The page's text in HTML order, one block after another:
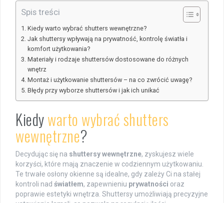
Spis treści
Kiedy warto wybrać shutters wewnętrzne?
Jak shuttersy wpływają na prywatność, kontrolę światła i
komfort użytkowania?
Materiały i rodzaje shuttersów dostosowane do różnych
wnętrz
Montaż i użytkowanie shuttersów – na co zwrócić uwagę?
Błędy przy wyborze shuttersów i jak ich unikać
Kiedywarto wybrać shutters
wewnętrzne?
Decydując się na shuttersy wewnętrzne, zyskujesz wiele
korzyści, które mają znaczenie w codziennym użytkowaniu.
Te trwałe osłony okienne są idealne, gdy zależy Ci na stałej
kontroli nad światłem, zapewnieniu prywatności oraz
poprawie estetyki wnętrza. Shuttersy umożliwiają precyzyjne